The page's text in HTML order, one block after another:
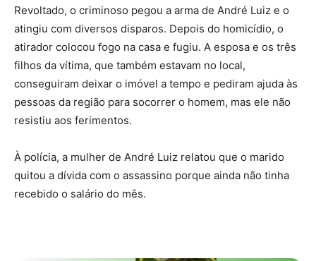
Revoltado, o criminoso pegou a arma de André Luiz e o
atingiu com diversos disparos. Depois do homicídio, o
atirador colocou fogo na casa e fugiu. A esposa e os três
filhos da vítima, que também estavam no local,
conseguiram deixar o imóvel a tempo e pediram ajuda às
pessoas da região para socorrer o homem, mas ele não
resistiu aos ferimentos.
À polícia, a mulher de André Luiz relatou que o marido
quitou a dívida com o assassino porque ainda não tinha
recebido o salário do mês.